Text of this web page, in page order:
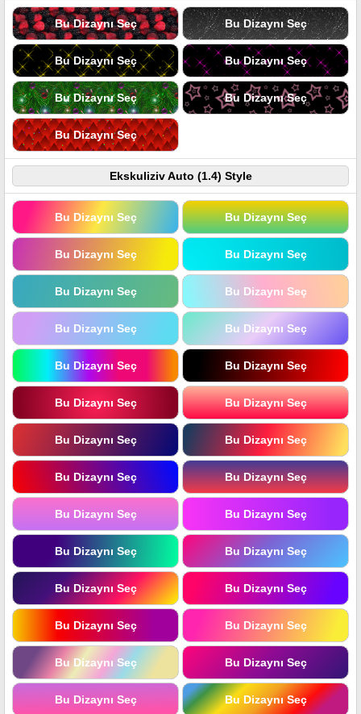
Bu Dizaynı Seç Bu Dizaynı Seç
Bu Dizaynı Seç Bu Dizaynı Seç
Bu Dizaynı Seç Bu Dizaynı Seç
Bu Dizaynı Seç
Ekskuliziv Auto (1.4) Style
Bu Dizaynı Seç Bu Dizaynı Seç
Bu Dizaynı Seç Bu Dizaynı Seç
Bu Dizaynı Seç Bu Dizaynı Seç
Bu Dizaynı Seç Bu Dizaynı Seç
Bu Dizaynı Seç Bu Dizaynı Seç
Bu Dizaynı Seç Bu Dizaynı Seç
Bu Dizaynı Seç Bu Dizaynı Seç
Bu Dizaynı Seç Bu Dizaynı Seç
Bu Dizaynı Seç Bu Dizaynı Seç
Bu Dizaynı Seç Bu Dizaynı Seç
Bu Dizaynı Seç Bu Dizaynı Seç
Bu Dizaynı Seç Bu Dizaynı Seç
Bu Dizaynı Seç Bu Dizaynı Seç
Bu Dizaynı Seç Bu Dizaynı Seç